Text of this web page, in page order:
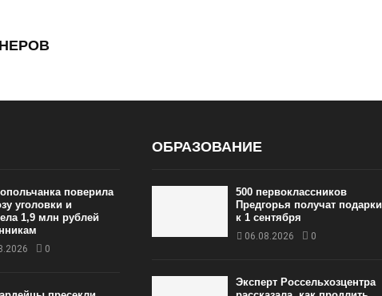
поверила
уголовки и
1,9 млн рублей
0
ОБРАЗОВАНИЕ
500 первоклассников
Предгорья получат подарки
к 1 сентября
06.08.2026 0
Эксперт Россельхозцентра